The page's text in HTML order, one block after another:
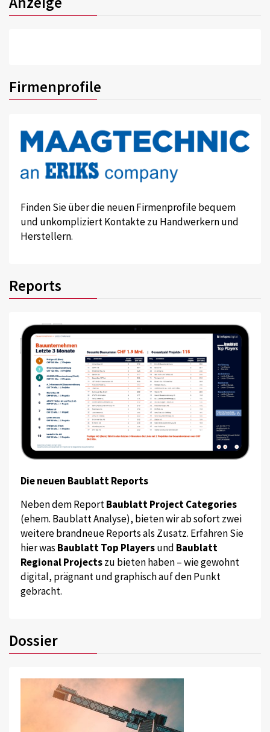
Firmenprofile
Finden Sie über die neuen Firmenprofile bequem
und unkompliziert Kontakte zu Handwerkern und
Herstellern.
Reports
Die neuen Baublatt Reports
Neben dem ReportBaublatt Project Categories
(ehem. Baublatt Analyse), bieten wir ab sofort zwei
weitere brandneue Reports als Zusatz. Erfahren Sie
hier was Baublatt Top Playersund Baublatt
Regional Projectszu bieten haben – wie gewohnt
digital, prägnant und graphisch auf den Punkt
gebracht.
Dossier